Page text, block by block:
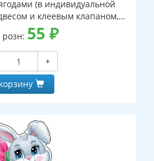
(в индивидуальной
и клеевым клапаном,
ВД-лак)
55 ₽
+